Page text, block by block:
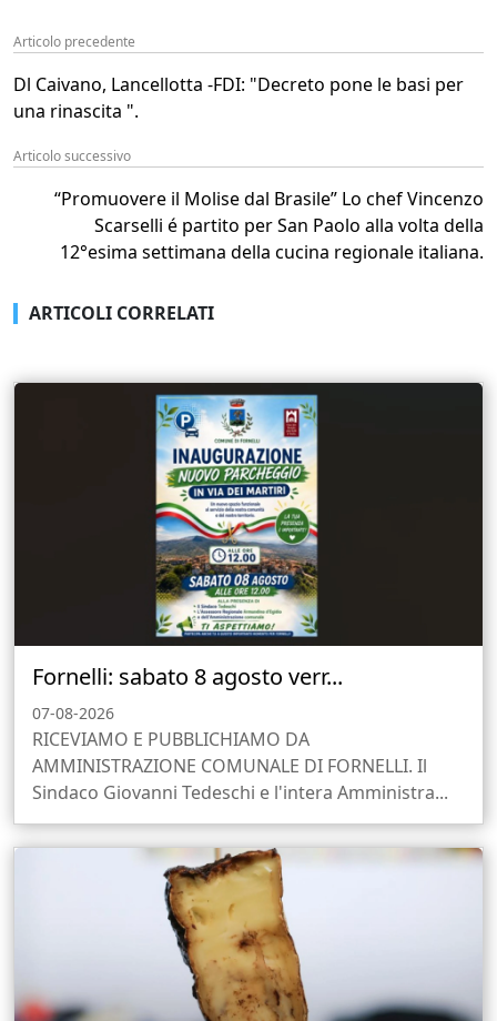
Articolo precedente
Dl Caivano, Lancellotta -FDI: "Decreto pone le basi per
una rinascita ".
Articolo successivo
“Promuovere il Molise dal Brasile” Lo chef Vincenzo
Scarselli é partito per San Paolo alla volta della
12°esima settimana della cucina regionale italiana.
ARTICOLI CORRELATI
Fornelli: sabato 8 agosto verr...
07-08-2026
RICEVIAMO E PUBBLICHIAMO DA
AMMINISTRAZIONE COMUNALE DI FORNELLI. Il
Sindaco Giovanni Tedeschi e l'intera Amministra...